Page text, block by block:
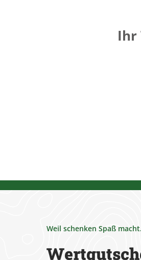
Ihr
Weil schenken Spaß macht.